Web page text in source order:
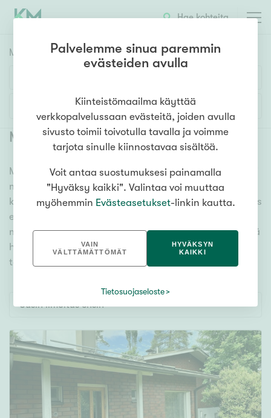
Hae kohteita
Myyntikohteet
1h 2h 3h 4h 5h+
Asuntotyyppi
Kerros-/luhtitalo
Rivitalo/paritalo
Omakoti-/erillistalo
Maa- tai metsätila
Vapaa-ajan asunto
Autotalli
Muut
Lisää hakuehtoja
Myytävät asunnot Hyvinkää (83)
Meiltä löydät myytävät asunnot Hyvinkää, oli tarpeesi
mikä vain! Tuhansien kohteiden ja satojen
kiinteistönvälittäjien verkostomme auttaa sinua kenties
elämäsi tärkeimmässä päätöksessä. Katso alta kaikki
myytävät asunnot Hyvinkää. Hyödynnä myös kätevää
hakutyökaluamme, jonka avulla löydät omien
toiveidesi mukaisen kodin.
Uusin ilmoitus ensin
Palvelemme sinua paremmin
evästeiden avulla
Kiinteistömaailma käyttää
verkkopalvelussaan evästeitä, joiden avulla
sivusto toimii toivotulla tavalla ja voimme
tarjota sinulle kiinnostavaa sisältöä.
Voit antaa suostumuksesi painamalla
"Hyväksy kaikki". Valintaa voi muuttaa
myöhemmin Evästeasetukset-linkin kautta.
VAIN
VÄLTTÄMÄTTÖMÄT
HYVÄKSYN
KAIKKI
Tietosuojaseloste